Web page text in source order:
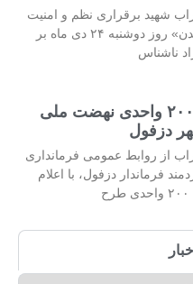
شهید برقراری نظم و امنیت
«بهرام پنجه‌ورزیدن» روز دوشنبه ۲۴ دی ماه بر
ناشناس
افتتاح پروژه ۲۰۰ واحدی نهضت ملی
دزفول
از روابط عمومی فرمانداری
فرماندار دزفول، با اعلام